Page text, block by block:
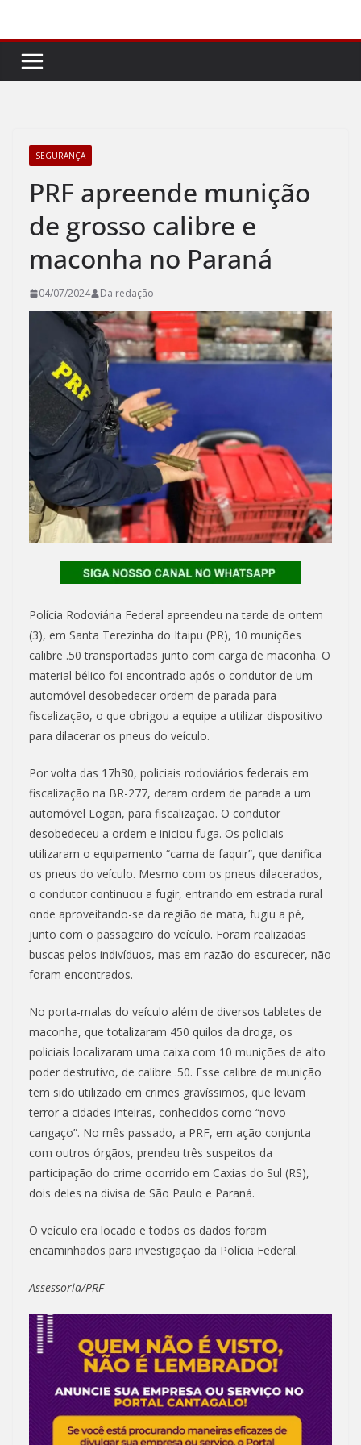
conteúdo
SEGURANÇA
PRF apreende munição
de grosso calibre e
maconha no Paraná
04/07/2024 Da redação
Polícia Rodoviária Federal apreendeu na tarde de ontem
(3), em Santa Terezinha do Itaipu (PR), 10 munições
calibre .50 transportadas junto com carga de maconha. O
material bélico foi encontrado após o condutor de um
automóvel desobedecer ordem de parada para
fiscalização, o que obrigou a equipe a utilizar dispositivo
para dilacerar os pneus do veículo.
Por volta das 17h30, policiais rodoviários federais em
fiscalização na BR-277, deram ordem de parada a um
automóvel Logan, para fiscalização. O condutor
desobedeceu a ordem e iniciou fuga. Os policiais
utilizaram o equipamento “cama de faquir”, que danifica
os pneus do veículo. Mesmo com os pneus dilacerados,
o condutor continuou a fugir, entrando em estrada rural
onde aproveitando-se da região de mata, fugiu a pé,
junto com o passageiro do veículo. Foram realizadas
buscas pelos indivíduos, mas em razão do escurecer, não
foram encontrados.
No porta-malas do veículo além de diversos tabletes de
maconha, que totalizaram 450 quilos da droga, os
policiais localizaram uma caixa com 10 munições de alto
poder destrutivo, de calibre .50. Esse calibre de munição
tem sido utilizado em crimes gravíssimos, que levam
terror a cidades inteiras, conhecidos como “novo
cangaço”. No mês passado, a PRF, em ação conjunta
com outros órgãos, prendeu três suspeitos da
participação do crime ocorrido em Caxias do Sul (RS),
dois deles na divisa de São Paulo e Paraná.
O veículo era locado e todos os dados foram
encaminhados para investigação da Polícia Federal.
Assessoria/PRF